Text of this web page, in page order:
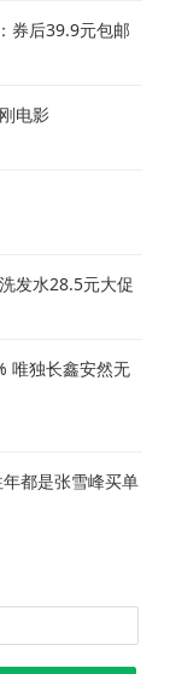
券后39.9元包邮
电影
发水28.5元大促
唯独长鑫安然无
都是张雪峰买单